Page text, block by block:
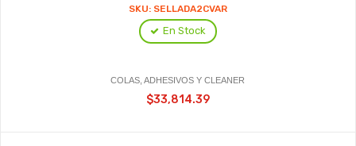
SKU: SELLADA2CVAR
En Stock
COLAS, ADHESIVOS Y CLEANER
$33,814.39